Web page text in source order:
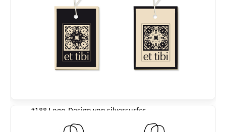
#188 Logo-Design von silversurfer